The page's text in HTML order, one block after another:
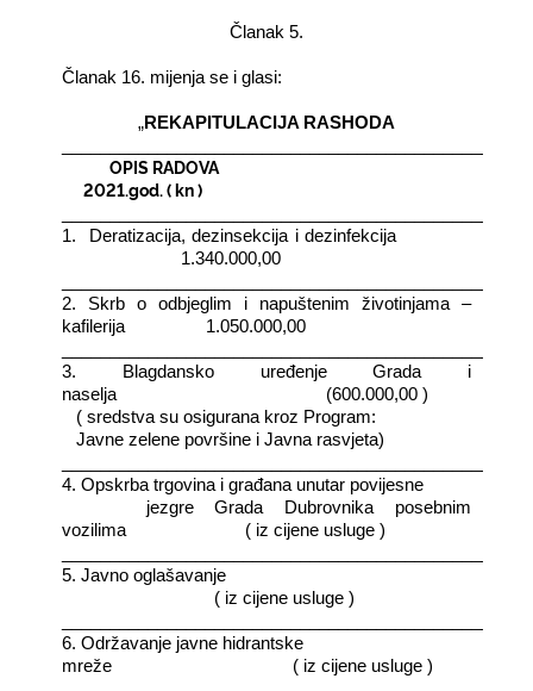
Članak 5.
Članak 16. mijenja se i glasi:
„REKAPITULACIJA RASHODA
OPIS RADOVA
2021.god. ( kn )
1.
Deratizacija, dezinsekcija i dezinfekcija
1.340.000,00
2. Skrb o odbjeglim i napuštenim životinjama –
kafilerija
1.050.000,00
3. Blagdansko uređenje Grada i
naselja
(600.000,00 )
( sredstva su osigurana kroz Program:
Javne zelene površine i Javna rasvjeta)
4. Opskrba trgovina i građana unutar povijesne
jezgre Grada Dubrovnika posebnim
vozilima
( iz cijene usluge )
5. Javno oglašavanje
( iz cijene usluge )
6. Održavanje javne hidrantske
mreže
( iz cijene usluge )